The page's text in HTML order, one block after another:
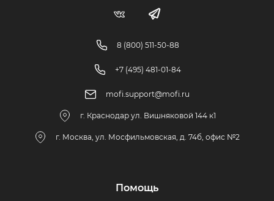
8 (800) 511-50-88
+7 (495) 481-01-84
mofi.support@mofi.ru
г. Краснодар ул. Вишняковой 144 к1
г. Москва, ул. Мосфильмовская, д. 74б, офис №2
Помощь